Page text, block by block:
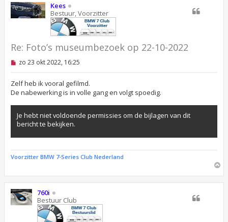
Kees
Bestuur, Voorzitter
Re: Foto’s museumbezoek op 22-10-2022
O
e
l
e
z
e
n
b
r
c
h
zo 23 okt 2022, 16:25
Zelf heb ik vooral gefilmd.
De nabewerking is in volle gang en volgt spoedig.
Je hebt niet voldoende permissies om de bijlagen van dit
bericht te bekijken.
Voorzitter BMW 7-Series Club Nederland
h
760i
Bestuur Club